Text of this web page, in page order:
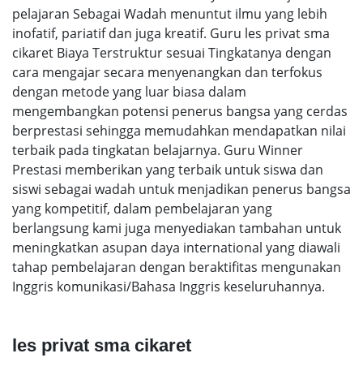
pelajaran Sebagai Wadah menuntut ilmu yang lebih
inofatif, pariatif dan juga kreatif. Guru les privat sma
cikaret Biaya Terstruktur sesuai Tingkatanya dengan
cara mengajar secara menyenangkan dan terfokus
dengan metode yang luar biasa dalam
mengembangkan potensi penerus bangsa yang cerdas
berprestasi sehingga memudahkan mendapatkan nilai
terbaik pada tingkatan belajarnya. Guru Winner
Prestasi memberikan yang terbaik untuk siswa dan
siswi sebagai wadah untuk menjadikan penerus bangsa
yang kompetitif, dalam pembelajaran yang
berlangsung kami juga menyediakan tambahan untuk
meningkatkan asupan daya international yang diawali
tahap pembelajaran dengan beraktifitas mengunakan
Inggris komunikasi/Bahasa Inggris keseluruhannya.
les privat sma cikaret